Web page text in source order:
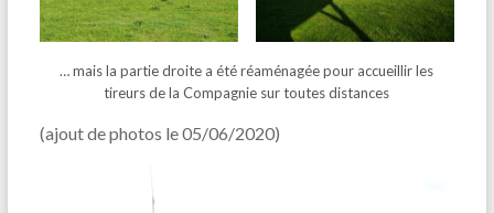
… mais la partie droite a été réaménagée pour accueillir les
tireurs de la Compagnie sur toutes distances
(ajout de photos le 05/06/2020)